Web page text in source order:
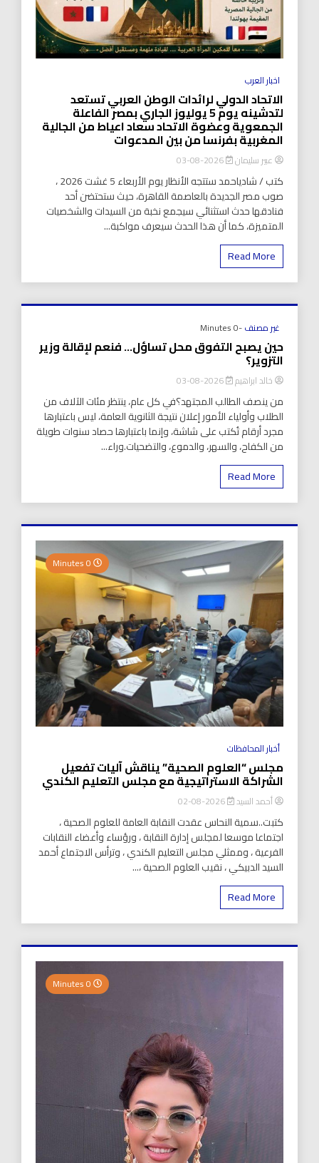
اخبار العرب
الاتحاد الدولي لرائدات الوطن العربي تستعد
لتدشينه يوم 5 يوليوز الجاري بمصر الفاعلة
الجمعوية وعضوة الاتحاد سعاد اعياط من الجالية
المغربية بفرنسا من بين المدعوات
عبير سليمان 2026-08-03
كتب / شادياحمد ستتجه الأنظار يوم الأربعاء 5 غشت 2026 ،
صوب مصر الجديدة بالعاصمة القاهرة، حيث ستحتضن أحد
فنادقها حدث استثنائي سيجمع نخبة من السيدات والشخصيات
المتميزة، كما أن هذا الحدث سيعرف مواكبة...
Read More
غير مصنف-0 Minutes
حين يصبح التفوق محل تساؤل… فنعم لإقالة وزير
التزوير؟
خالد ابراهيم 2026-08-03
من ينصف الطالب المجتهد؟في كل عام، ينتظر مئات الآلاف من
الطلاب وأولياء الأمور إعلان نتيجة الثانوية العامة، ليس باعتبارها
مجرد أرقام تُكتب على شاشة، وإنما باعتبارها حصاد سنوات طويلة
من الكفاح، والسهر، والدموع، والتضحيات.وراء...
Read More
أخبار المحافظات
مجلس “العلوم الصحية” يناقش آليات تفعيل
الشراكة الاستراتيجية مع مجلس التعليم الكندي
أحمد السيد 2026-08-02
كتبت..سمية النحاس عقدت النقابة العامة للعلوم الصحية ،
اجتماعا موسعا لمجلس إدارة النقابة ، ورؤساء وأعضاء النقابات
الفرعية ، وممثلي مجلس التعليم الكندي ، وترأس الاجتماع أحمد
السيد الدبيكي ، نقيب العلوم الصحية ،...
Read More